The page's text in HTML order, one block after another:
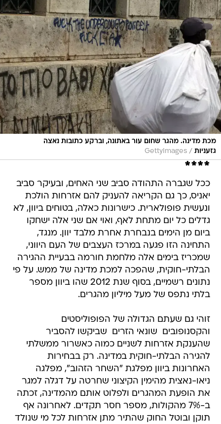
מכת מדינה. מהגר שחום עור באתונה, וברקע כתובות נאצה
גזעניות /
GettyImages
****
ככל שגברה התהודה סביב שני האחים, ובעיקר סביב
יאניס, כך גם הקריאה להעניק להם אזרחות הולכת
ונעשית פופולארית. כישרונות כאלה, בטוחים ביוון, לא
גדלים כל יום מתחת לאף, ואוי אם שני אלה ישחקו
ביום מן הימים בנבחרת אחרת מלבד יוון. מנגד,
התחינה הזו פגעה במרכז העצבים של העם היווני,
שמכריז בימים אלה מלחמת חורמה בבעיית ההגירה
הבלתי-חוקית, שהפכה למכת מדינה של ממש. על פי
נתונים רשמיים, בסוף שנת 2012 שהו ביוון מספר
בלתי נתפס של מעל מיליון מהגרים.
זוהי גם שעתם הגדולה של הפופוליסטים
והקסנופובים  שונאי הזרים  שביקשו להסביר
שהענקת אזרחות לשניים כמוה כאשרור ממשלתי
להגירה הבלתי-חוקית במדינה. רק בבחירות
האחרונות ביוון מפלגת "השחר הזהוב", מפלגה
ניאו-נאצית מהימין הקיצוני שחרטה על דגלה למגר
את הופעת המהגרים ולפלוט אותם מהמדינה, זכתה
ב-7% מהקולות, מספר חסר תקדים. לאחרונה אף
תוקן ובוטל החוק שהתיר מתן אזרחות לכל מי שנולד